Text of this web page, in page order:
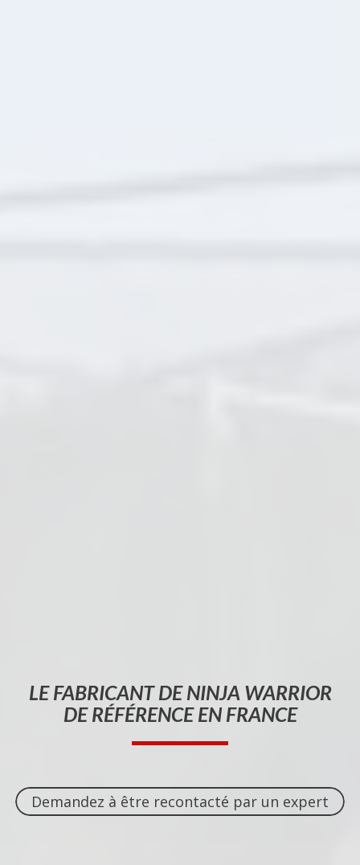
LEFABRICANT DE NINJA WARRIOR
DE RÉFÉRENCE EN FRANCE
Demandez à être recontacté par un expert